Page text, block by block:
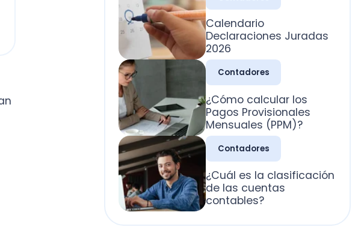
Contadores
¿Cómo calcular los
Pagos Provisionales
Mensuales (PPM)?
¿Cuál es la clasificación
de las cuentas
contables?
Cotiza los software